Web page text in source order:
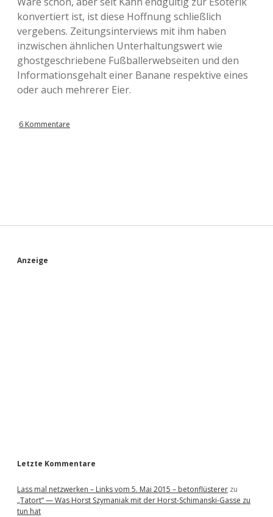
konvertiert ist, ist diese Hoffnung schließlich
vergebens. Zeitungsinterviews mit ihm haben
inzwischen ähnlichen Unterhaltungswert wie
ghostgeschriebene Fußballerwebseiten und den
Informationsgehalt einer Banane respektive eines
oder auch mehrerer Eier.
6 Kommentare
S
Anzeige
Letzte Kommentare
Lass mal netzwerken – Links vom 5. Mai 2015 – betonflüsterer zu
„Tatort“ — Was Horst Szymaniak mit der Horst-Schimanski-Gasse zu
tun hat